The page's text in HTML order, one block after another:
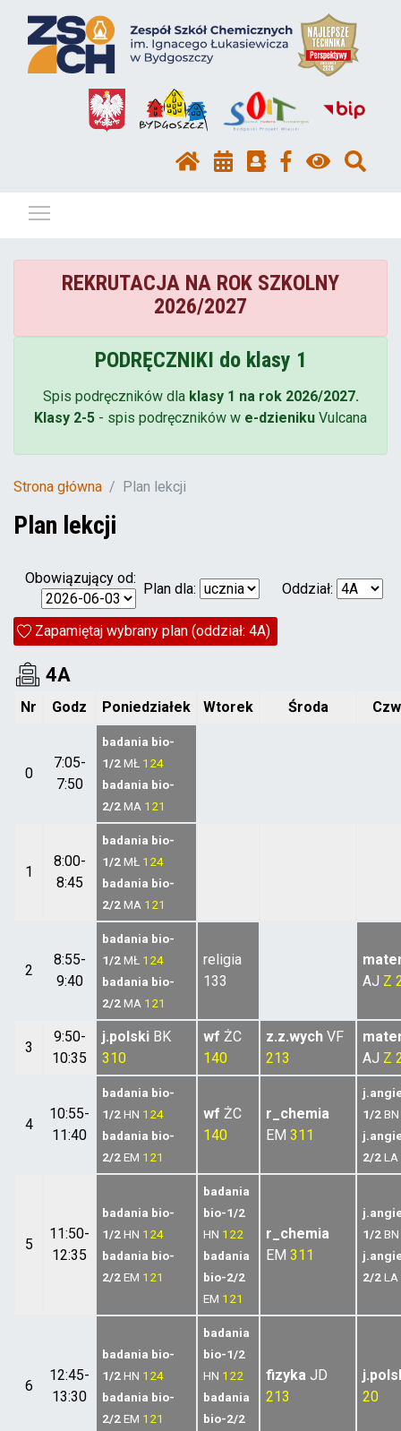
REKRUTACJA NA ROK SZKOLNY
2026/2027
PODRĘCZNIKI do klasy 1
Spis podręczników dlaklasy 1 na rok 2026/2027.
Klasy 2-5 - spis podręczników w e-dzieniku Vulcana
Strona główna Plan lekcji
Plan lekcji
Obowiązujący od:
Plan dla: Oddział:
Zapamiętaj wybrany plan (oddział: 4A)
4A
Nr Godz Poniedziałek Wtorek Środa
0
7:05-
7:50
badania bio-
1/2MŁ 124
badania bio-
2/2MA 121
1
8:00-
8:45
badania bio-
1/2MŁ 124
badania bio-
2/2MA 121
2
8:55-
9:40
badania bio-
1/2MŁ 124
badania bio-
2/2MA 121
religia
133
AJ Z
3
9:50-
10:35
j.polski BK
310
wf ŻC
140
z.z.wych VF
213
AJ Z
4
10:55-
11:40
badania bio-
1/2HN 124
badania bio-
2/2EM 121
wf ŻC
140
r_chemia
EM 311
1/2BN
2/2LA
5
11:50-
12:35
badania bio-
1/2HN 124
badania bio-
2/2EM 121
badania
bio-1/2
HN 122
badania
bio-2/2
EM 121
r_chemia
EM 311
1/2BN
2/2LA
6
12:45-
13:30
badania bio-
1/2HN 124
badania bio-
2/2EM 121
badania
bio-1/2
HN 122
badania
bio-2/2
fizyka JD
213
20